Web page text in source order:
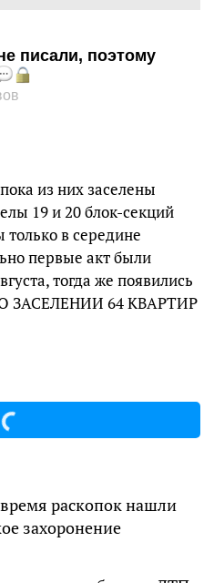
писали, поэтому
из них заселены
19 и 20 блок-секций
только в середине
первые акт были
тогда же появились
ЗАСЕЛЕНИИ 64 КВАРТИР
раскопок нашли
захоронение